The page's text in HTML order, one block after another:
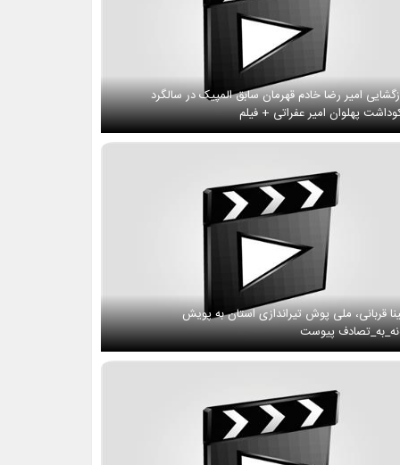
امیر رضا خادم قهرمان سابق المپیک در سالگرد
پهلوان امیر عفراتی + فیلم
قربانی، ملی پوش تیراندازی استان به پویش
پیوست